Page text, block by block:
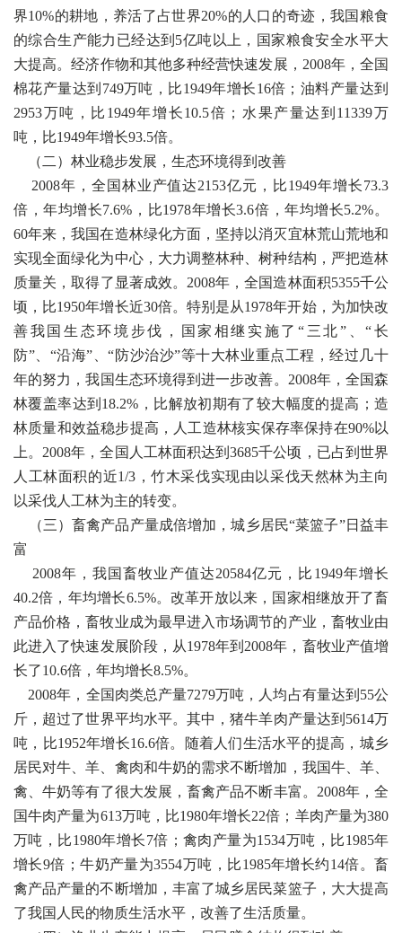
界10%的耕地，养活了占世界20%的人口的奇迹，我国粮食
的综合生产能力已经达到5亿吨以上，国家粮食安全水平大
大提高。经济作物和其他多种经营快速发展，2008年，全国
棉花产量达到749万吨，比1949年增长16倍；油料产量达到
2953万吨，比1949年增长10.5倍；水果产量达到11339万
吨，比1949年增长93.5倍。
（二）林业稳步发展，生态环境得到改善
2008年，全国林业产值达2153亿元，比1949年增长73.3
倍，年均增长7.6%，比1978年增长3.6倍，年均增长5.2%。
60年来，我国在造林绿化方面，坚持以消灭宜林荒山荒地和
实现全面绿化为中心，大力调整林种、树种结构，严把造林
质量关，取得了显著成效。2008年，全国造林面积5355千公
顷，比1950年增长近30倍。特别是从1978年开始，为加快改
善我国生态环境步伐，国家相继实施了“三北”、“长
防”、“沿海”、“防沙治沙”等十大林业重点工程，经过几十
年的努力，我国生态环境得到进一步改善。2008年，全国森
林覆盖率达到18.2%，比解放初期有了较大幅度的提高；造
林质量和效益稳步提高，人工造林核实保存率保持在90%以
上。2008年，全国人工林面积达到3685千公顷，已占到世界
人工林面积的近1/3，竹木采伐实现由以采伐天然林为主向
以采伐人工林为主的转变。
（三）畜禽产品产量成倍增加，城乡居民“菜篮子”日益丰
富
2008年，我国畜牧业产值达20584亿元，比1949年增长
40.2倍，年均增长6.5%。改革开放以来，国家相继放开了畜
产品价格，畜牧业成为最早进入市场调节的产业，畜牧业由
此进入了快速发展阶段，从1978年到2008年，畜牧业产值增
长了10.6倍，年均增长8.5%。
2008年，全国肉类总产量7279万吨，人均占有量达到55公
斤，超过了世界平均水平。其中，猪牛羊肉产量达到5614万
吨，比1952年增长16.6倍。随着人们生活水平的提高，城乡
居民对牛、羊、禽肉和牛奶的需求不断增加，我国牛、羊、
禽、牛奶等有了很大发展，畜禽产品不断丰富。2008年，全
国牛肉产量为613万吨，比1980年增长22倍；羊肉产量为380
万吨，比1980年增长7倍；禽肉产量为1534万吨，比1985年
增长9倍；牛奶产量为3554万吨，比1985年增长约14倍。畜
禽产品产量的不断增加，丰富了城乡居民菜篮子，大大提高
了我国人民的物质生活水平，改善了生活质量。